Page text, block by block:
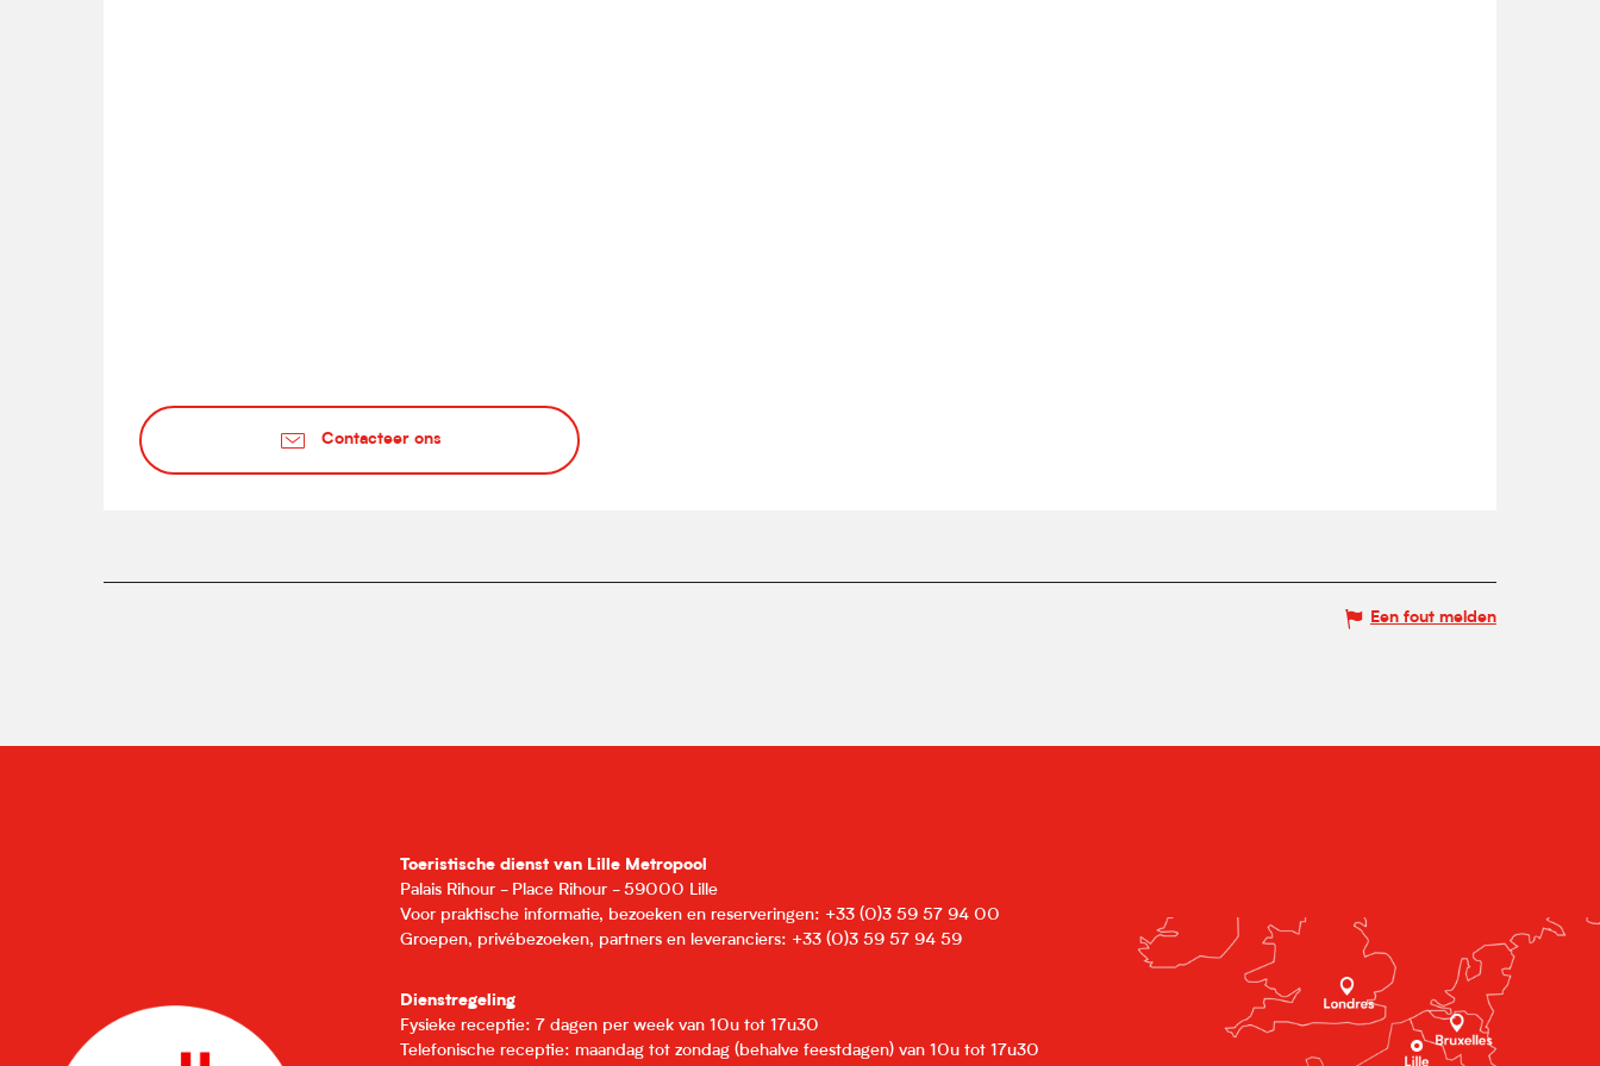
Contacteer ons
Een fout melden
Toeristische dienst van Lille Metropool
Palais Rihour - Place Rihour - 59000 Lille
Voor praktische informatie, bezoeken en reserveringen: +33 (0)3 59 57 94 00
Groepen, privébezoeken, partners en leveranciers: +33 (0)3 59 57 94 59
Dienstregeling
Fysieke receptie: 7 dagen per week van 10u tot 17u30
Telefonische receptie: maandag tot zondag (behalve feestdagen) van 10u tot 17u30